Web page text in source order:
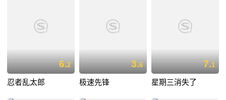
6.2
忍者乱太郎
3.6
极速先锋
7.1
星期三消失了